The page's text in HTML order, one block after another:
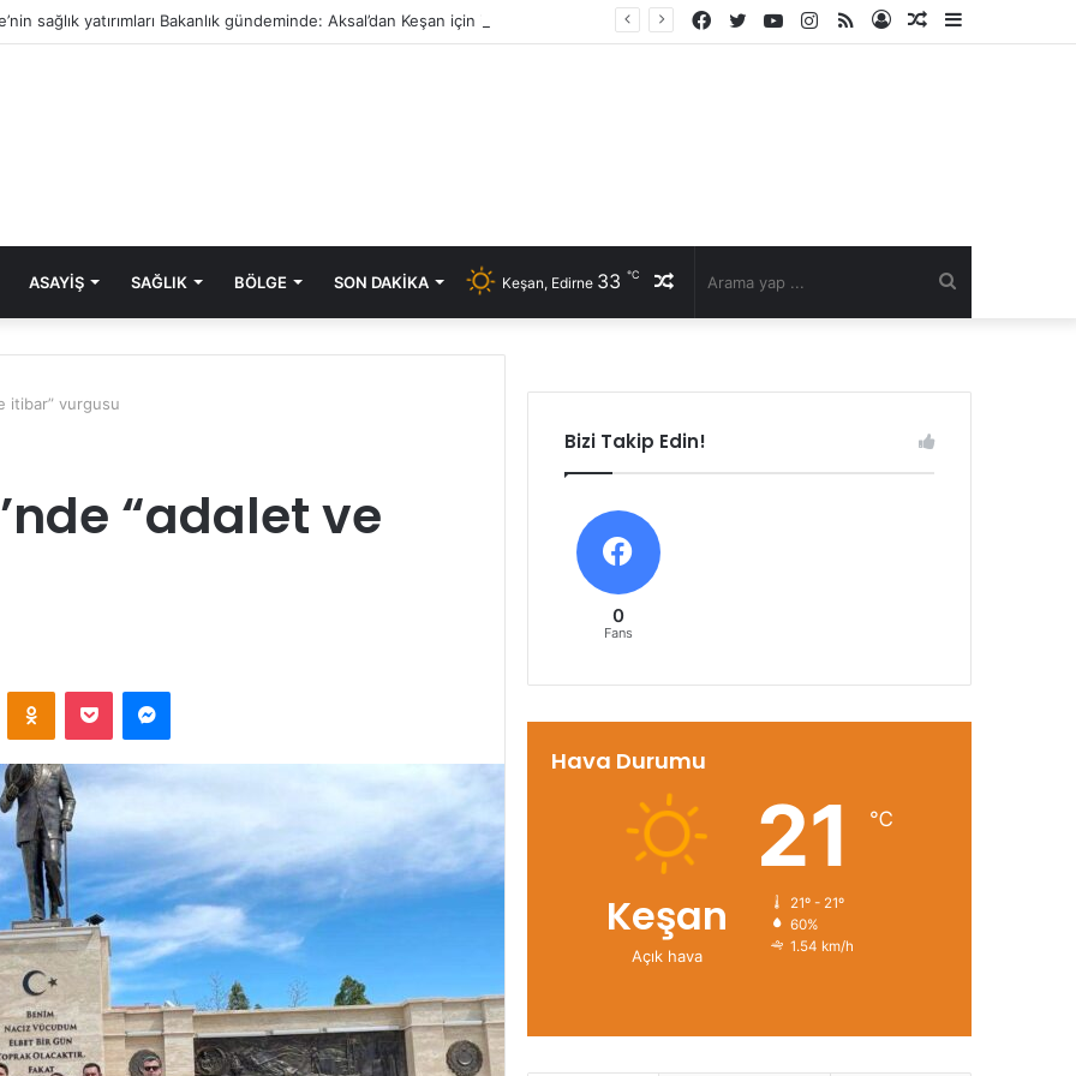
sağlık yatırımları Bakanlık gündeminde: Aksal’dan Keşan için iki önemli talep
Kenar
Rastgele
Kayıt
RSS
Instagram
YouTube
Twitter
Facebook
ASAYIŞ SAĞLIK BÖLGE SON DAKIKA Rastgele
Keşan, Edirne 33 ℃
itibar” vurgusu
“adalet ve
Odnoklassniki
Pocket Messenger
Bizi Takip Edin!
0
Fans
Hava Durumu
Keşan
Açık hava
21 ℃
21º - 21º
60%
1.54 km/h